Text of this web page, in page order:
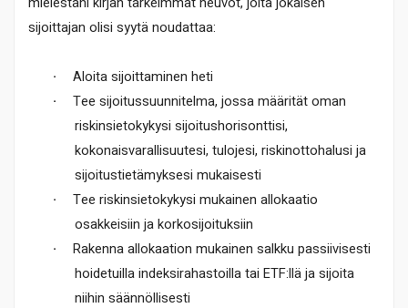
sijoittajan olisi syytä noudattaa:
·
Aloita sijoittaminen heti
·
Tee sijoitussuunnitelma, jossa määrität oman
riskinsietokykysi sijoitushorisonttisi,
kokonaisvarallisuutesi, tulojesi, riskinottohalusi ja
sijoitustietämyksesi mukaisesti
·
Tee riskinsietokykysi mukainen allokaatio
osakkeisiin ja korkosijoituksiin
·
Rakenna allokaation mukainen salkku passiivisesti
hoidetuilla indeksirahastoilla tai ETF:llä ja sijoita
niihin säännöllisesti